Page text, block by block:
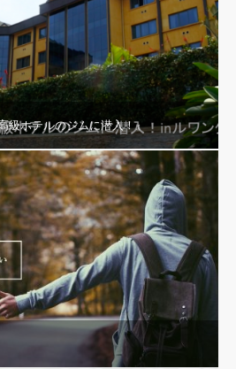
級ホテルのジムに潜入！』